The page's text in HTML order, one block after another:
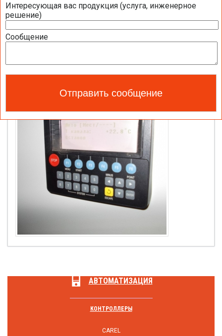
Интересующая вас продукция (услуга, инженерное
решение)
Сообщение
АВТОМАТИЗАЦИЯ
КОНТРОЛЛЕРЫ
CAREL